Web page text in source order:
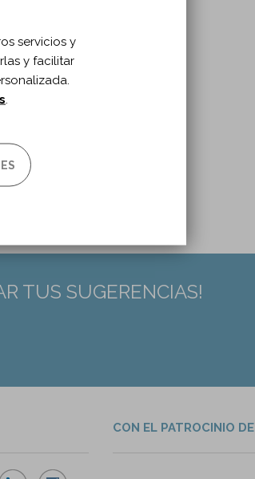
TUS SUGERENCIAS!
CON EL PATROCINIO DE
servicios y
y facilitar